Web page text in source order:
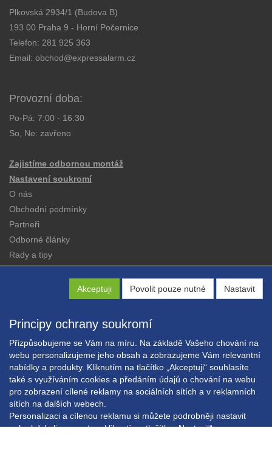
Akceptuji Povolit pouze nutné Nastavit
Principy ochrany soukromí
Přizpůsobujeme se Vám na míru. Na základě Vašeho chování na
webu personalizujeme jeho obsah a zobrazujeme Vám relevantní
nabídky a produkty. Kliknutím na tlačítko „Akceptuji“ souhlasíte
také s využíváním cookies a předáním údajů o chování na webu
pro zobrazení cílené reklamy na sociálních sítích a v reklamních
sítích na dalších webech.
Personalizaci a cílenou reklamu si můžete podrobněji nastavit
nebo kdykoli vypnout po kliknutí na tlačítko „Nastavit“.
Plkovská 2934/1 (Budova B)
193 00 Praha 9 - Horní Počernice
Telefon: 281 925 363
Email: obchod@expressalarm.cz
Provozní doba:
Po-Pá: 7:00 - 16:30
So, Ne: zavřeno
Zajistíme odbornou montáž
Nastavení soukromí
O nás
Obchodní podmínky
Partneři
Odborné články
Rady a tipy
Copyright © EXPRESS ALARM Czech s.r.o.
Powered byABRA E-shop